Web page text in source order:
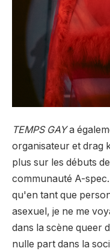
TEMPS GAYa
organisateur et drag
plus sur les débuts
communauté A-
qu'en tant que
asexuel, je ne me
dans la scène queer
nulle part dans la